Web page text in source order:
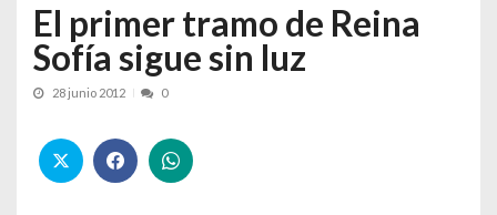
El primer tramo de Reina
Sofía sigue sin luz
28 junio 2012 0